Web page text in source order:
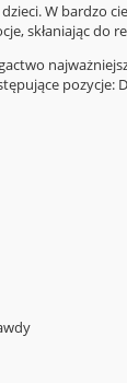
W bardzo
skłaniając do
pozycje: